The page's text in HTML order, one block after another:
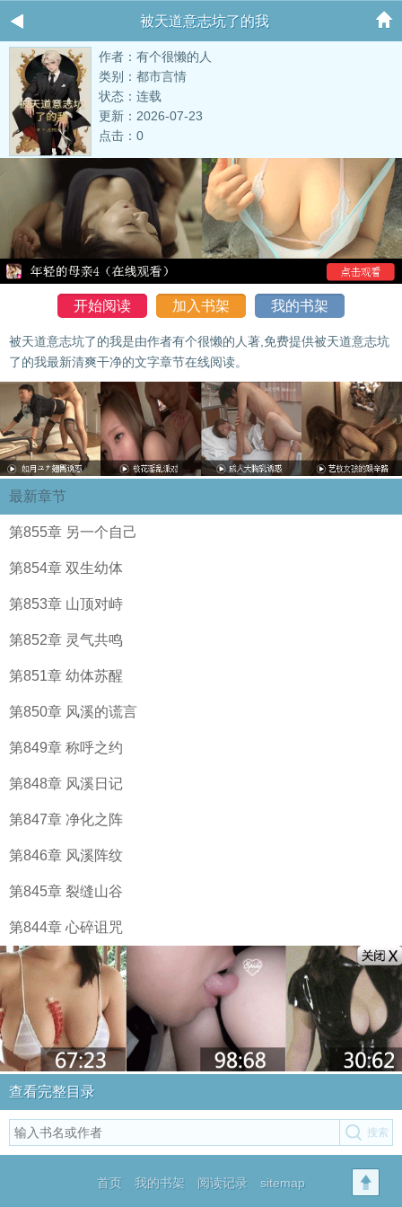
被天道意志坑了的我
作者：有个很懒的人
类别：都市言情
状态：连载
更新：2026-07-23
点击：0
开始阅读 加入书架 我的书架
被天道意志坑了的我是由作者有个很懒的人著,免费提供被天道意志坑
了的我最新清爽干净的文字章节在线阅读。
最新章节
第855章 另一个自己
第854章 双生幼体
第853章 山顶对峙
第852章 灵气共鸣
第851章 幼体苏醒
第850章 风溪的谎言
第849章 称呼之约
第848章 风溪日记
第847章 净化之阵
第846章 风溪阵纹
第845章 裂缝山谷
第844章 心碎诅咒
查看完整目录
首页 我的书架 阅读记录 sitemap